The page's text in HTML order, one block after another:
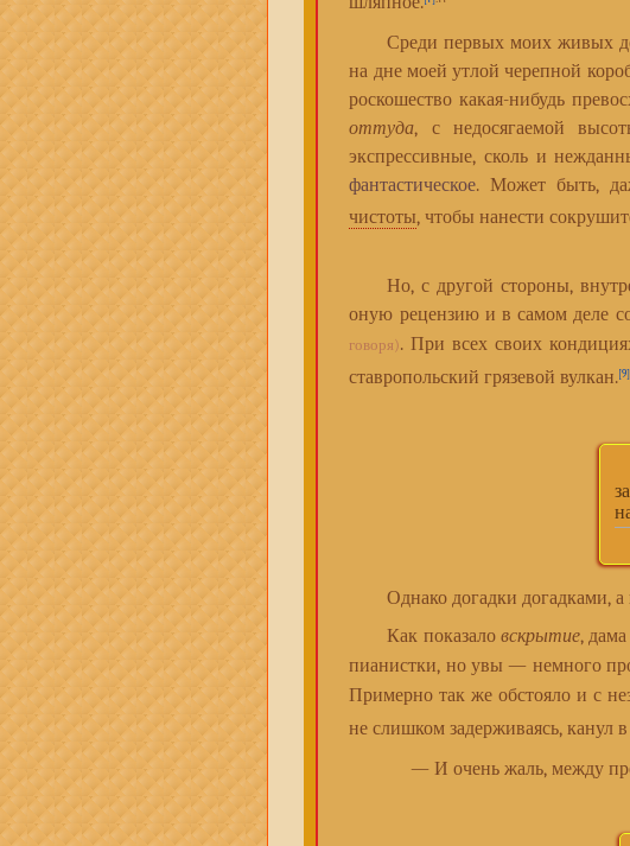
Среди первых моих живых
на дне моей утлой черепной
роскошество какая-нибудь
оттуда, с недосягаемой
экспрессивные, сколь и
фантастическое. Может быть,
чистоты, чтобы нанести
Но, с другой стороны,
оную рецензию и в самом деле
говоря). При всех своих
ставропольский грязевой вулкан.[9]
Однако догадки догадками, а
Как показаловскрытие,
пианистки, но увы — немного
Примерно так же обстояло и с
не слишком задерживаясь, канул
— И очень жаль, между